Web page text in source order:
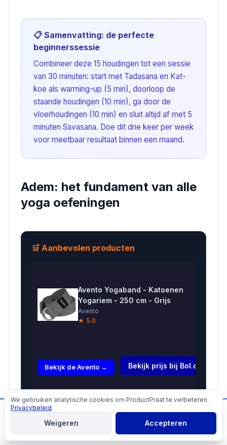
📋 Samenvatting: de perfecte
beginnerssessie
Combineer deze 15 houdingen tot een sessie
van 30 minuten: start met Tadasana en Kat-
koe als warming-up (5 min), doorloop de
staande houdingen (10 min), ga door de
vloerhoudingen (10 min) en sluit altijd af met 5
minuten Savasana. Doe dit drie keer per week
voor meetbaar resultaat binnen een maand.
Adem: het fundament van alle
yoga oefeningen
🛒 Aanbevolen producten
Avento Yogaband - Katoenen
Yogariem - 250 cm - Grijs
Avento
★ 5.0
Bekijk de Avento → Bekijk prijs bij Bol.com →
Yoga riem
Bekijk de Yoga →
Cookies
We gebruiken analytische cookies om ProductPraat te verbeteren.
Privacybeleid
Weigeren Accepteren
📬Mis geen producttips!
Aanmelden